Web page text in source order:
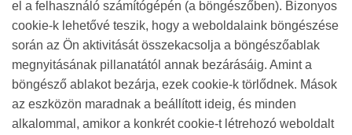
el a felhasználó számítógépén (a böngészőben). Bizonyos
cookie-k lehetővé teszik, hogy a weboldalaink böngészése
során az Ön aktivitását összekacsolja a böngészőablak
megnyitásának pillanatától annak bezárásáig. Amint a
böngésző ablakot bezárja, ezek cookie-k törlődnek. Mások
az eszközön maradnak a beállított ideig, és minden
alkalommal, amikor a konkrét cookie-t létrehozó weboldalt